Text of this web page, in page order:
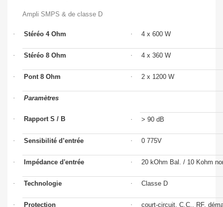
Ampli SMPS & de classe D
· Stéréo 4 Ohm · 4 x 600 W
· Stéréo 8 Ohm · 4 x 360 W
· Pont 8 Ohm · 2 x 1200 W
· Paramètres
· Rapport S / B · > 90 dB
· Sensibilité d’entrée · 0 775V
· Impédance d'entrée · 20 kOhm Bal. / 10 Kohm
· Technologie · Classe D
· Protection · court-circuit, C.C., RF,